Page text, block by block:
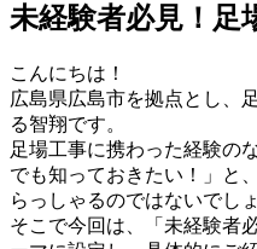
未経験者必見！足
こんにちは！
広島県広島市を拠点とし、
る智翔です。
足場工事に携わった経験の
でも知っておきたい！」と
らっしゃるのではないでし
そこで今回は、「未経験者